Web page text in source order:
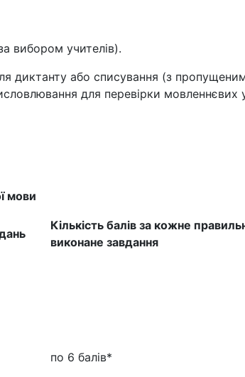
вибором учителів).
диктанту або списування (з
для перевірки мовленнєвих
мови
Кількість балів за кожне
виконане завдання
по 6 балів*